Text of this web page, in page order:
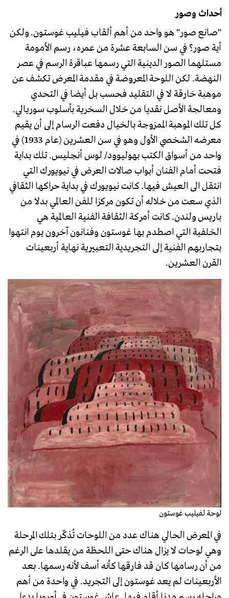
أحداث وصور
"صانع صور" هو واحد من أهم ألقاب فيليب غوستون. ولكن
أية صور؟ في سن السابعة عشرة من عمره، رسم الأمومة
مستلهما الصور الدينية التي رسمها عباقرة الرسم في عصر
النهضة. لكن اللوحة المعروضة في مقدمة المعرض تكشف عن
موهبة خارقة لا في التقليد فحسب بل أيضا في التحدي
ومعالجة الأصل نقديا من خلال السخرية بأسلوب سوريالي.
كل تلك الموهبة الممزوجة بالخيال دفعت الرسام إلى أن يقيم
معرضه الشخصي الأول وهو في سن العشرين (عام 1933) في
واحد من أسواق الكتب بهوليوود/ لوس أنجليس. تلك بداية
فتحت أمام الفنان أبواب صالات العرض في نيويورك التي
انتقل الى العيش فيها. كانت نيويورك في بداية حراكها الثقافي
الذي سعت من خلاله أن تكون مركزا للفن العالمي بدلا من
باريس ولندن. كانت أمركة الثقافة الفنية العالمية هي
الخلفية التي اصطدم بها غوستون وفنانون آخرون يوم انتهوا
بتجاربهم الفنية إلى التجريدية التعبيرية نهاية أربعينات
القرن العشرين.
لوحة لفيليب غوستون
في المعرض الحالي هناك عدد من اللوحات تُذكّر بتلك المرحلة
وهي لوحات لا يزال هناك حتى اللحظة من يقلدها على الرغم
من أن رسامها كان قد فارقها كأنه أسف لأنه رسمها. بعد
الأربعينات لم يعد غوستون إلى التجريد. في واحدة من أهم